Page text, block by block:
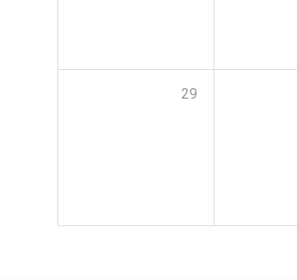
29